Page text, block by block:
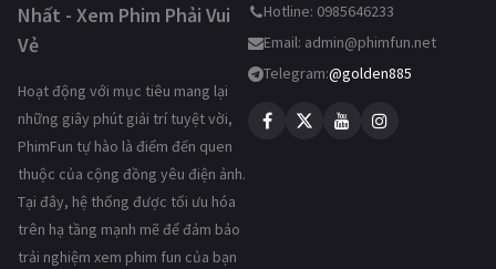
Nhất - Xem Phim Phải Vui
Vẻ
Hoạt động với mục tiêu mang lại
những giây phút giải trí tuyệt vời,
PhimFun tự hào là điểm đến quen
thuộc của cộng đồng yêu điện ảnh.
Tại đây, hệ thống được tối ưu hóa
trên hạ tầng mạnh mẽ để đảm bảo
trải nghiệm xem phim fun của bạn
Hotline: 0985646233
Email: admin@phimfun.net
Telegram:@golden885